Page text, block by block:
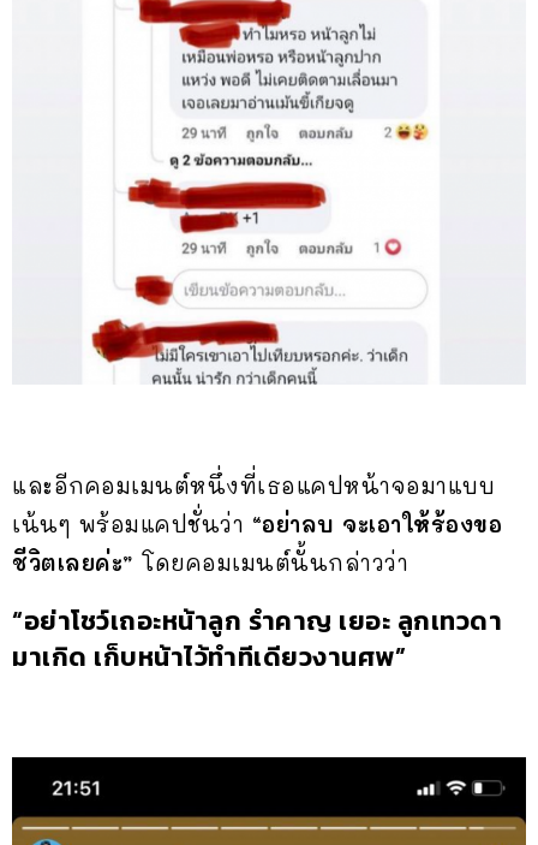
และอีกคอมเมนต์หนึ่งที่เธอแคปหน้าจอมาแบบ
เน้นๆ พร้อมแคปชั่นว่า “อย่าลบ จะเอาให้ร้องขอ
ชีวิตเลยค่ะ” โดยคอมเมนต์นั้นกล่าวว่า
“อย่าโชว์เถอะหน้าลูก รำคาญ เยอะ ลูกเทวดา
มาเกิด เก็บหน้าไว้ทำทีเดียวงานศพ”